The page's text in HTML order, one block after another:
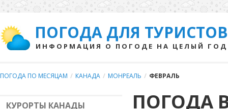
ПОГОДА ДЛЯ ТУРИСТОВ
ИНФОРМАЦИЯ О ПОГОДЕ НА ЦЕЛЫЙ ГОД
ПОГОДА ПО МЕСЯЦАМ / КАНАДА / МОНРЕАЛЬ / ФЕВРАЛЬ
КУРОРТЫ КАНАДЫ ПОГОДА